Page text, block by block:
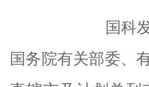
国科
国务院有关部委、